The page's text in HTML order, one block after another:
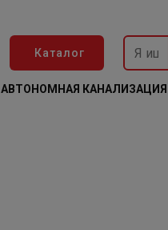
Каталог
АВТОНОМНАЯ КАНАЛИЗАЦИЯ